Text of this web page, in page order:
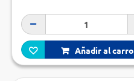
Añadir al carro